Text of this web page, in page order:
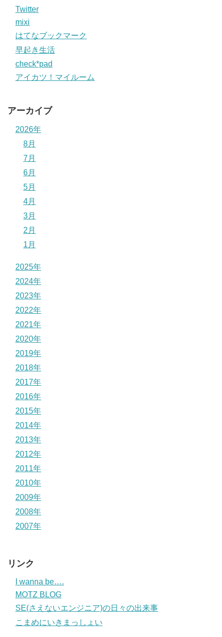
Twitter
mixi
はてなブックマーク
早起き生活
check*pad
アイカツ！マイルーム
アーカイブ
2026年
8月
7月
6月
5月
4月
3月
2月
1月
2025年
2024年
2023年
2022年
2021年
2020年
2019年
2018年
2017年
2016年
2015年
2014年
2013年
2012年
2011年
2010年
2009年
2008年
2007年
リンク
I wanna be….
MOTZ BLOG
SE(さえないエンジニア)の日々の出来事
こまめにいきまっしょい